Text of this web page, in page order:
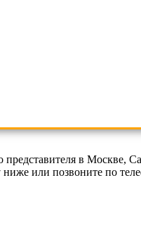
в Москве,
или позвоните по